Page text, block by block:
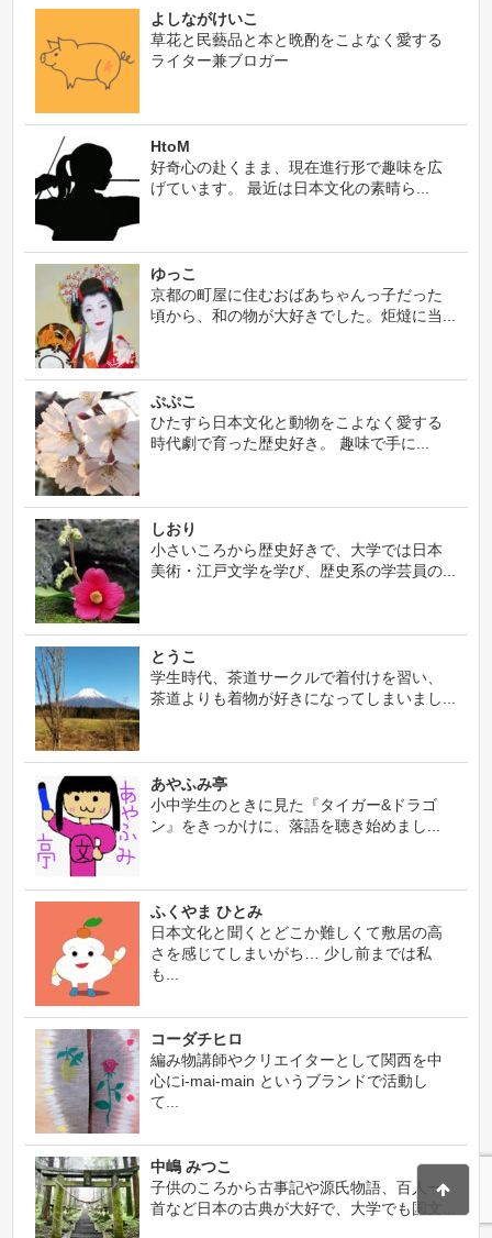
よしながけいこ
草花と民藝品と本と晩酌をこよなく愛する
ライター兼ブロガー
HtoM
好奇心の赴くまま、現在進行形で趣味を広
げています。 最近は日本文化の素晴ら...
ゆっこ
京都の町屋に住むおばあちゃんっ子だった
頃から、和の物が大好きでした。炬燵に当...
ぷぷこ
ひたすら日本文化と動物をこよなく愛する
時代劇で育った歴史好き。 趣味で手に...
しおり
小さいころから歴史好きで、大学では日本
美術・江戸文学を学び、歴史系の学芸員の...
とうこ
学生時代、茶道サークルで着付けを習い、
茶道よりも着物が好きになってしまいまし...
あやふみ亭
小中学生のときに見た『タイガー&ドラゴ
ン』をきっかけに、落語を聴き始めまし...
ふくやま ひとみ
日本文化と聞くとどこか難しくて敷居の高
さを感じてしまいがち… 少し前までは私
も...
コーダチヒロ
編み物講師やクリエイターとして関西を中
心にi-mai-main というブランドで活動し
て...
中嶋 みつこ
子供のころから古事記や源氏物語、百人一
首など日本の古典が大好で、大学でも国文...